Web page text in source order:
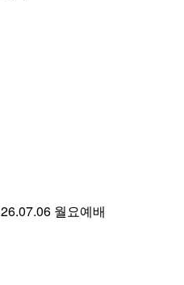
26.07.06 월요예배